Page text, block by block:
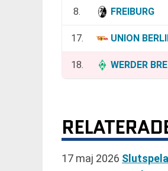
8. FREIBURG
17. UNION
18. WERDER
17 maj 2026